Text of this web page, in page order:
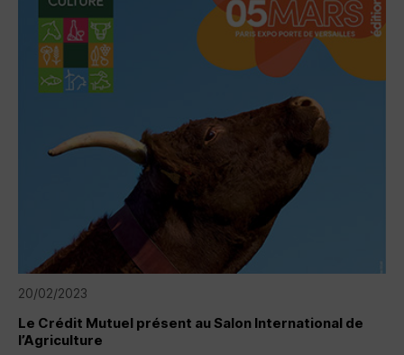
20/02/2023
Le Crédit Mutuel présent au Salon International de
l’Agriculture